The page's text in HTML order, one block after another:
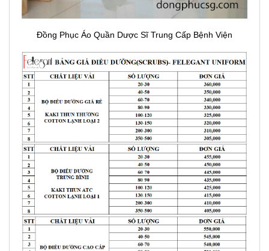
Đồng Phục Áo Quần Dược Sĩ Trung Cấp Bệnh Viện